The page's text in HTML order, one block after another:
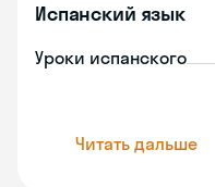
Испанский язык
Уроки испанского
Читать дальше